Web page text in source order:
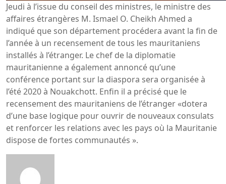
Jeudi à l’issue du conseil des ministres, le ministre des
affaires étrangères M. Ismael O. Cheikh Ahmed a
indiqué que son département procédera avant la fin de
l’année à un recensement de tous les mauritaniens
installés à l’étranger. Le chef de la diplomatie
mauritanienne a également annoncé qu’une
conférence portant sur la diaspora sera organisée à
l’été 2020 à Nouakchott. Enfin il a précisé que le
recensement des mauritaniens de l’étranger «dotera
d’une base logique pour ouvrir de nouveaux consulats
et renforcer les relations avec les pays où la Mauritanie
dispose de fortes communautés ».